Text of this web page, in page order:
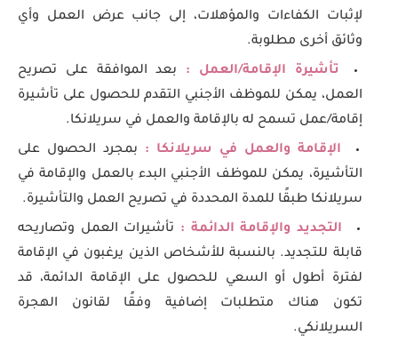
لإثبات الكفاءات والمؤهلات، إلى جانب عرض العمل وأي
وثائق أخرى مطلوبة.
تأشيرة الإقامة/العمل :
بعد الموافقة على تصريح
العمل، يمكن للموظف الأجنبي التقدم للحصول على تأشيرة
إقامة/عمل تسمح له بالإقامة والعمل في سريلانكا.
الإقامة والعمل في سريلانكا :
بمجرد الحصول على
التأشيرة، يمكن للموظف الأجنبي البدء بالعمل والإقامة في
سريلانكا طبقًا للمدة المحددة في تصريح العمل والتأشيرة.
التجديد والإقامة الدائمة : تأشيرات العمل وتصاريحه
قابلة للتجديد. بالنسبة للأشخاص الذين يرغبون في الإقامة
لفترة أطول أو السعي للحصول على الإقامة الدائمة، قد
تكون هناك متطلبات إضافية وفقًا لقانون الهجرة
السريلانكي.